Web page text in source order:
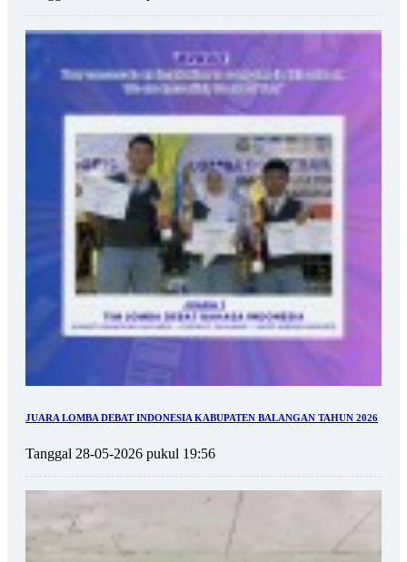
JUARA LOMBA DEBAT INDONESIA KABUPATEN BALANGAN TAHUN 2026
Tanggal 28-05-2026 pukul 19:56